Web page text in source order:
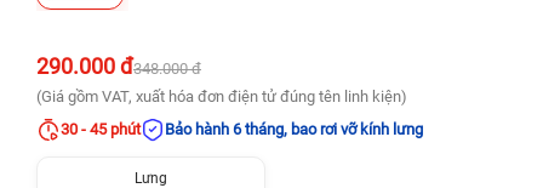
290.000 đ348.000 đ
(Giá gồm VAT, xuất hóa đơn điện tử đúng tên linh kiện)
30 - 45 phút
Bảo hành 6 tháng, bao rơi vỡ kính lưng
Lưng